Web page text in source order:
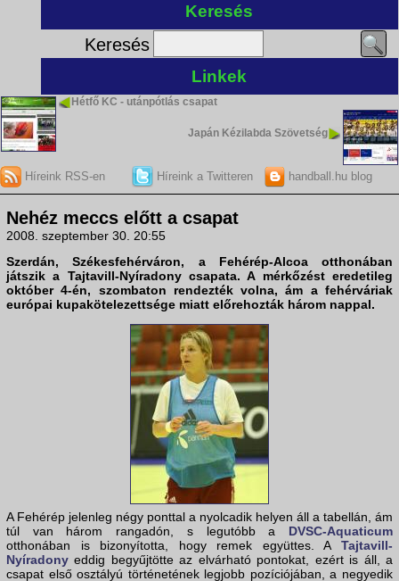
Keresés
Keresés
Linkek
Hétfő KC - utánpótlás csapat
Japán Kézilabda Szövetség
Híreink RSS-en Híreink a Twitteren handball.hu blog
Nehéz meccs előtt a csapat
2008. szeptember 30. 20:55
Szerdán, Székesfehérváron, a Fehérép-Alcoaotthonában
játszik a Tajtavill-Nyíradonycsapata. A mérkőzést eredetileg
október 4-én, szombaton rendezték volna, ám a fehérváriak
európai kupakötelezettsége miatt előrehozták három nappal.
A Fehérép jelenleg négy ponttal a nyolcadik helyen áll a tabellán, ám
túl van három rangadón, s legutóbb a DVSC-Aquaticum
otthonában is bizonyította, hogy remek együttes. A Tajtavill-
Nyíradony eddig begyűjtötte az elvárható pontokat, ezért is áll, a
csapat első osztályú történetének legjobb pozíciójában, a negyedik